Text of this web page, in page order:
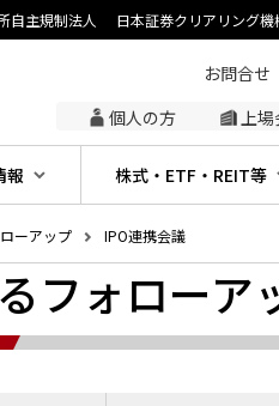
自主規制法人 日本証券クリアリング機
報 株式・ETF・REIT等
個人の方 上場
お問合せ
ーアップ IPO連携会議
フォローア